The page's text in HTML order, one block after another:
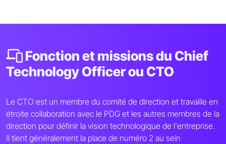
Fonction et missions du Chief
Technology Officer ou CTO
Le CTO est un membre du comité de direction et travaille en
étroite collaboration avec le PDG et les autres membres de la
direction pour définir la vision technologique de l'entreprise.
Il tient généralement la place de numéro 2 au sein